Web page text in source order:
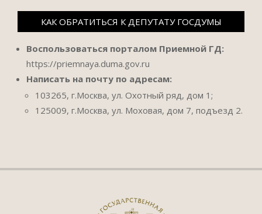
КАК ОБРАТИТЬСЯ К ДЕПУТАТУ ГОСДУМЫ
Воспользоваться порталом Приемной ГД:
https://priemnaya.duma.gov.ru
Написать на почту по адресам:
103265, г.Москва, ул. Охотный ряд, дом 1;
125009, г.Москва, ул. Моховая, дом 7, подъезд 2.